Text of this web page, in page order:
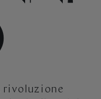
rivoluzione